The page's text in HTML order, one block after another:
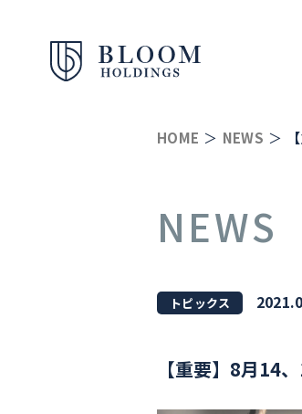
HOME NEWS
NEWS
トピックス
【重要】8月14